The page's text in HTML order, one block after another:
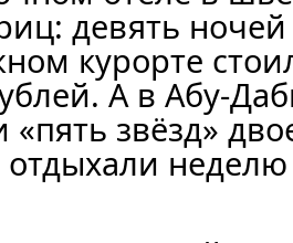
девять
курорте
А в Абу-
«пять звёзд»